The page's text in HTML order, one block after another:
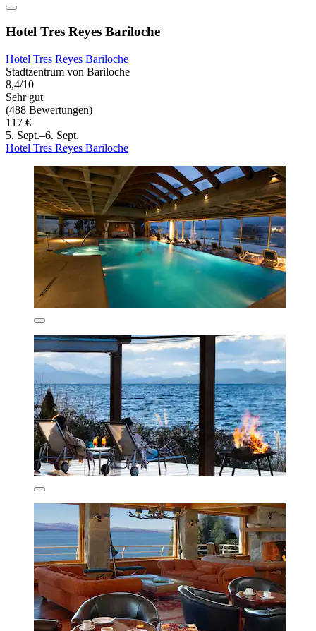
Hotel Tres Reyes Bariloche
Hotel Tres Reyes Bariloche
Stadtzentrum von Bariloche
8,4/10
Sehr gut
(488 Bewertungen)
117 €
5. Sept.–6. Sept.
Hotel Tres Reyes Bariloche